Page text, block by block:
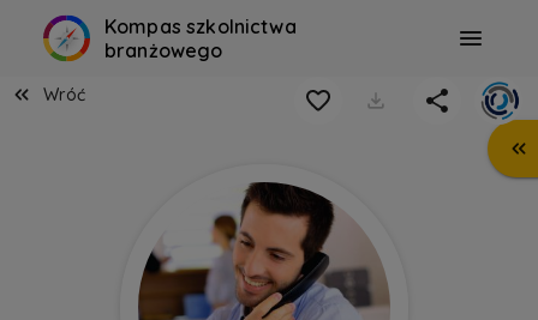
Kompas szkolnictwa
branżowego
Wróć